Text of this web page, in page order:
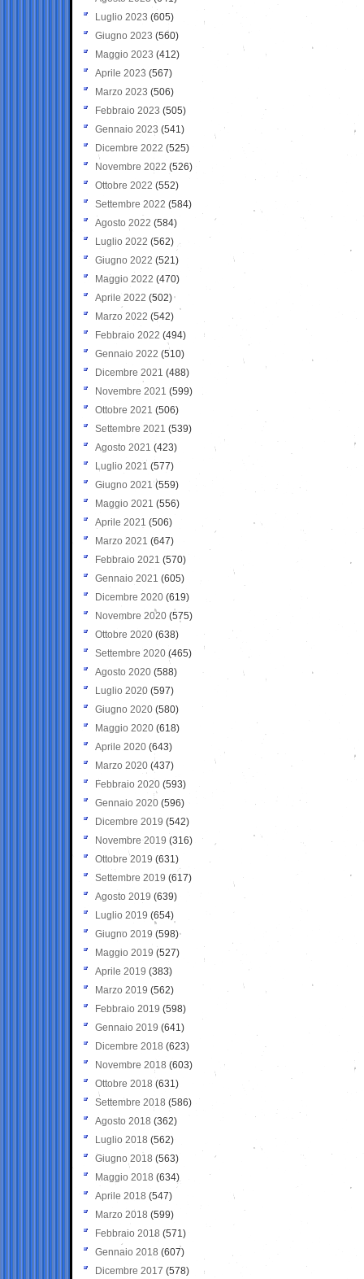
Luglio 2023 (605)
Giugno 2023 (560)
Maggio 2023 (412)
Aprile 2023 (567)
Marzo 2023 (506)
Febbraio 2023 (505)
Gennaio 2023 (541)
Dicembre 2022 (525)
Novembre 2022 (526)
Ottobre 2022 (552)
Settembre 2022 (584)
Agosto 2022 (584)
Luglio 2022 (562)
Giugno 2022 (521)
Maggio 2022 (470)
Aprile 2022 (502)
Marzo 2022 (542)
Febbraio 2022 (494)
Gennaio 2022 (510)
Dicembre 2021 (488)
Novembre 2021 (599)
Ottobre 2021 (506)
Settembre 2021 (539)
Agosto 2021 (423)
Luglio 2021 (577)
Giugno 2021(559)
Maggio 2021 (556)
Aprile 2021 (506)
Marzo 2021 (647)
Febbraio 2021 (570)
Gennaio 2021 (605)
Dicembre 2020 (619)
Novembre 2020 (575)
Ottobre 2020 (638)
Settembre 2020(465)
Agosto 2020 (588)
Luglio 2020 (597)
Giugno 2020 (580)
Maggio 2020 (618)
Aprile 2020 (643)
Marzo 2020 (437)
Febbraio 2020 (593)
Gennaio 2020 (596)
Dicembre 2019 (542)
Novembre 2019 (316)
Ottobre 2019 (631)
Settembre 2019 (617)
Agosto 2019 (639)
Luglio 2019 (654)
Giugno 2019 (598)
Maggio 2019 (527)
Aprile 2019 (383)
Marzo 2019 (562)
Febbraio 2019 (598)
Gennaio 2019 (641)
Dicembre 2018 (623)
Novembre 2018 (603)
Ottobre 2018 (631)
Settembre 2018 (586)
Agosto 2018 (362)
Luglio 2018 (562)
Giugno 2018 (563)
Maggio 2018 (634)
Aprile 2018 (547)
Marzo 2018 (599)
Febbraio 2018 (571)
Gennaio 2018 (607)
Dicembre 2017 (578)